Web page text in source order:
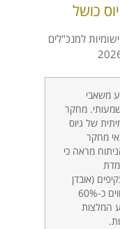
כושל
למנכ"לים
משאבי
מחקר
של גיוס
מחקר
מראה כי
(אובדן
תפוקה, זמן ניהולי, פגיעה בצוות) מהווים כ-60%
המלצות